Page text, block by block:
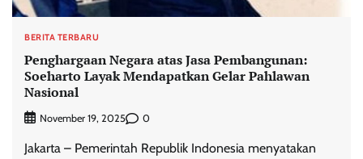
BERITA TERBARU
Penghargaan Negara atas Jasa Pembangunan:
Soeharto Layak Mendapatkan Gelar Pahlawan
Nasional
November 19, 2025 0
Jakarta – Pemerintah Republik Indonesia menyatakan